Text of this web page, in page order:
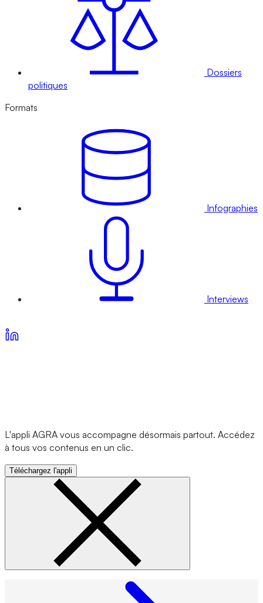
Dossiers
politiques
Formats
Infographies
Interviews
L'appli AGRA vous accompagne désormais partout. Accédez
à tous vos contenus en un clic.
Téléchargez l'appli